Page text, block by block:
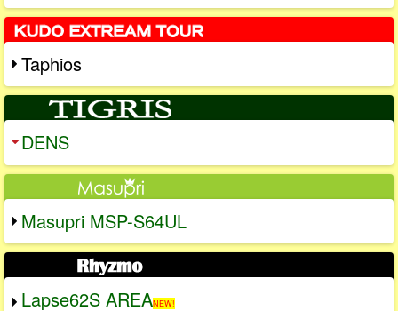
Taphios
DENS
Masupri MSP-S64UL
Lapse62S AREANEW!